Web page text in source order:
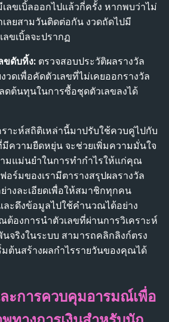
ลขเบิ้ลออกไปแล้วกี่ครั้ง หากพบว่าไม่
เลยสามวันติดต่อกัน งวดถัดไปมี
ขเบิ้ลจะปรากฏ
ขดับทิ้ง: ตรวจสอบประวัติผลรางวัล
วดเพื่อคัดตัวเลขที่ไม่เคยออกรางวัล
ดต้นทุนในการซื้อชุดตัวเลขลงได้
าะห์สถิติเหล่านี้มาปรับใช้ควบคู่ไปกับ
มีความยืดหยุ่น จะช่วยเพิ่มความมั่นใจ
ามแม่นยำในการทำกำไรให้แก่คุณ
อร์มของเรามีตารางสรุปผลรางวัล
างละเอียดเพื่อให้สมาชิกทุกคน
ละดึงข้อมูลไปใช้คำนวณได้อย่าง
ต้องการนำตัวเลขที่ผ่านการวิเคราะห์
จริงในระบบ สามารถคลิกลิงก์ตรง
มต้นสร้างผลกำไรรายวันของคุณได้
ะการควบคุมอารมณ์เพื่อ